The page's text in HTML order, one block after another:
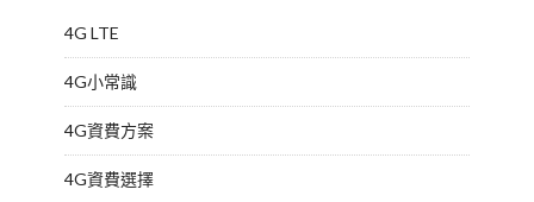
4G LTE
4G小常識
4G資費方案
4G資費選擇